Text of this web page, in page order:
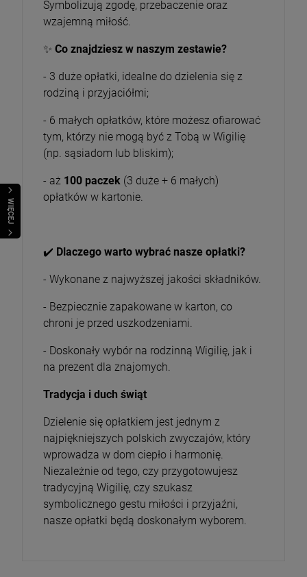
WIĘCEJ
Symbolizują zgodę, przebaczenie oraz
wzajemną miłość.
✨ Co znajdziesz w naszym zestawie?
- 3 duże opłatki, idealne do dzielenia się z
rodziną i przyjaciółmi;
- 6 małych opłatków, które możesz ofiarować
tym, którzy nie mogą być z Tobą w Wigilię
(np. sąsiadom lub bliskim);
- aż 100 paczek (3 duże + 6 małych)
opłatków w kartonie.
✔️ Dlaczego warto wybrać nasze opłatki?
- Wykonane z najwyższej jakości składników.
- Bezpiecznie zapakowane w karton, co
chroni je przed uszkodzeniami.
- Doskonały wybór na rodzinną Wigilię, jak i
na prezent dla znajomych.
Tradycja i duch świąt
Dzielenie się opłatkiem jest jednym z
najpiękniejszych polskich zwyczajów, który
wprowadza w dom ciepło i harmonię.
Niezależnie od tego, czy przygotowujesz
tradycyjną Wigilię, czy szukasz
symbolicznego gestu miłości i przyjaźni,
nasze opłatki będą doskonałym wyborem.